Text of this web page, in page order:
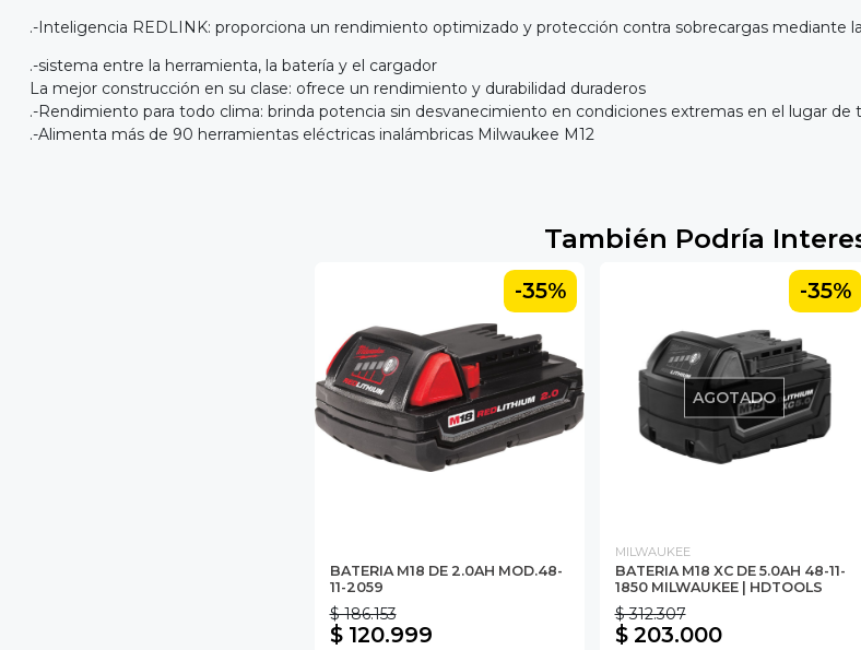
.-Inteligencia REDLINK: proporciona un rendimiento optimizado y protección contra sobrecargas mediante
.-sistema entre la herramienta, la batería y el cargador
La mejor construcción en su clase: ofrece un rendimiento y durabilidad duraderos
.-Rendimiento para todo clima: brinda potencia sin desvanecimiento en condiciones extremas en el lugar de
.-Alimenta más de 90 herramientas eléctricas inalámbricas Milwaukee M12
También Podría
-35%
BATERIA M18 DE 2.0AH MOD.48-
11-2059
$ 186.153
$ 120.999
-35%
AGOTADO
MILWAUKEE
BATERIA M18 XC DE 5.0AH 48-11-
1850 MILWAUKEE | HDTOOLS
$ 312.307
$ 203.000